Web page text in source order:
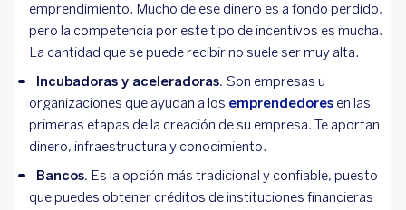
emprendimiento. Mucho de ese dinero es a fondo perdido,
pero la competencia por este tipo de incentivos es mucha.
La cantidad que se puede recibir no suele ser muy alta.
Incubadoras y aceleradoras. Son empresas u
organizaciones que ayudan a los emprendedores en las
primeras etapas de la creación de su empresa. Te aportan
dinero, infraestructura y conocimiento.
Bancos. Es la opción más tradicional y confiable, puesto
que puedes obtener créditos de instituciones financieras